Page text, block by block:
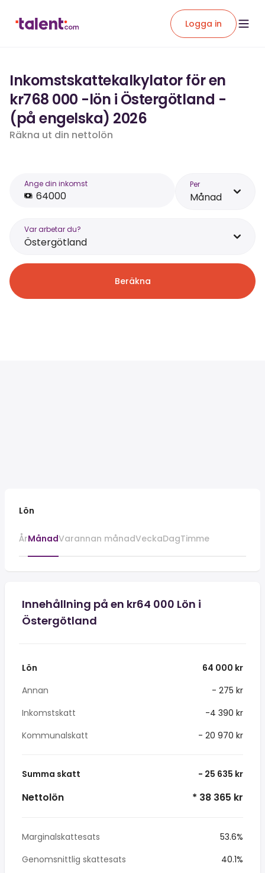
Logga in
Inkomstskattekalkylator för en
kr768 000 -lön i Östergötland -
(på engelska) 2026
Räkna ut din nettolön
Ange din inkomst Per
Månad
Var arbetar du?
Östergötland
Beräkna
Lön
ÅrMånadVarannan månadVeckaDagTimme
Innehållning på en kr64 000 Lön i
Östergötland
Lön
64 000 kr
Annan
- 275 kr
Inkomstskatt
-4 390 kr
Kommunalskatt
- 20 970 kr
Summa skatt - 25 635 kr
Nettolön * 38 365 kr
Marginalskattesats
53.6%
Genomsnittlig skattesats
40.1%